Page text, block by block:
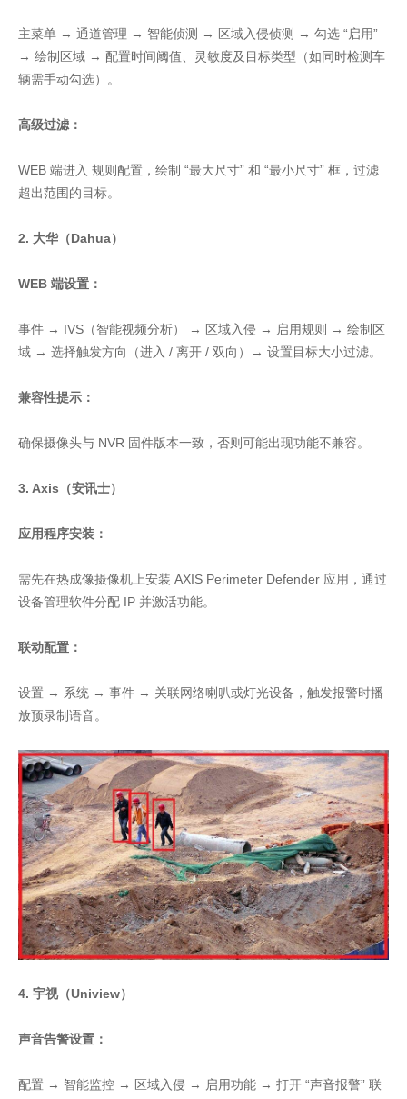
主菜单 → 通道管理 → 智能侦测 → 区域入侵侦测 → 勾选 “启用”
→ 绘制区域 → 配置时间阈值、灵敏度及目标类型（如同时检测车
辆需手动勾选）。
高级过滤：
WEB 端进入 规则配置，绘制 “最大尺寸” 和 “最小尺寸” 框，过滤
超出范围的目标。
2. 大华（Dahua）
WEB 端设置：
事件 → IVS（智能视频分析） → 区域入侵 → 启用规则 → 绘制区
域 → 选择触发方向（进入 / 离开 / 双向）→ 设置目标大小过滤。
兼容性提示：
确保摄像头与 NVR 固件版本一致，否则可能出现功能不兼容。
3. Axis（安讯士）
应用程序安装：
需先在热成像摄像机上安装 AXIS Perimeter Defender 应用，通过
设备管理软件分配 IP 并激活功能。
联动配置：
设置 → 系统 → 事件 → 关联网络喇叭或灯光设备，触发报警时播
放预录制语音。
4. 宇视（Uniview）
声音告警设置：
配置 → 智能监控 → 区域入侵 → 启用功能 → 打开 “声音报警” 联